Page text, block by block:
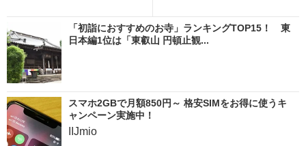
「初詣におすすめのお寺」ランキングTOP15！ 東
日本編1位は「東叡山 円頓止観...
スマホ2GBで月額850円～ 格安SIMをお得に使うキ
ャンペーン実施中！
IIJmio